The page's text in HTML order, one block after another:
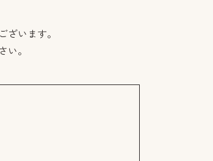
ざいます。
い。